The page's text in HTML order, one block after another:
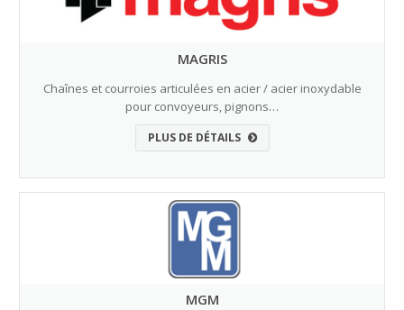
MAGRIS
Chaînes et courroies articulées en acier / acier inoxydable
pour convoyeurs, pignons…
PLUS DE DÉTAILS
MGM